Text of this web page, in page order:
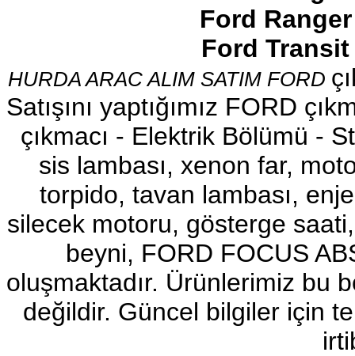
Ürün Kodu : 2017-2018 ford ranger sol
ayna
2017-2018 ford ranger sol
ayna
Ürün Kodu : 2017-2018 ford ranger abs
beyni
2017-2018 ford ranger abs
Ford
Ford Transit
HURDA ARAC ALIM SATIM FORD
Satışını yaptığımız FORD
çıkmacı - Elektrik Bölümü -
sis lambası, xenon far,
torpido, tavan lambası,
silecek motoru, gösterge
beyni, FORD FOCUS
oluşmaktadır. Ürünlerimiz bu
değildir. Güncel bilgiler için